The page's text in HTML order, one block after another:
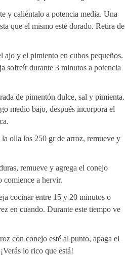
y caliéntalo a potencia media. Una
que el mismo esté dorado. Retira de
ajo y el pimiento en cubos pequeños.
sofreír durante 3 minutos a potencia
de pimentón dulce, sal y pimienta.
medio bajo, después incorpora el
olla los 250 gr de arroz, remueve y
remueve y agrega el conejo
comience a hervir.
cocinar entre 15 y 20 minutos o
en cuando. Durante este tiempo ve
con conejo esté al punto, apaga el
lo rico que está!